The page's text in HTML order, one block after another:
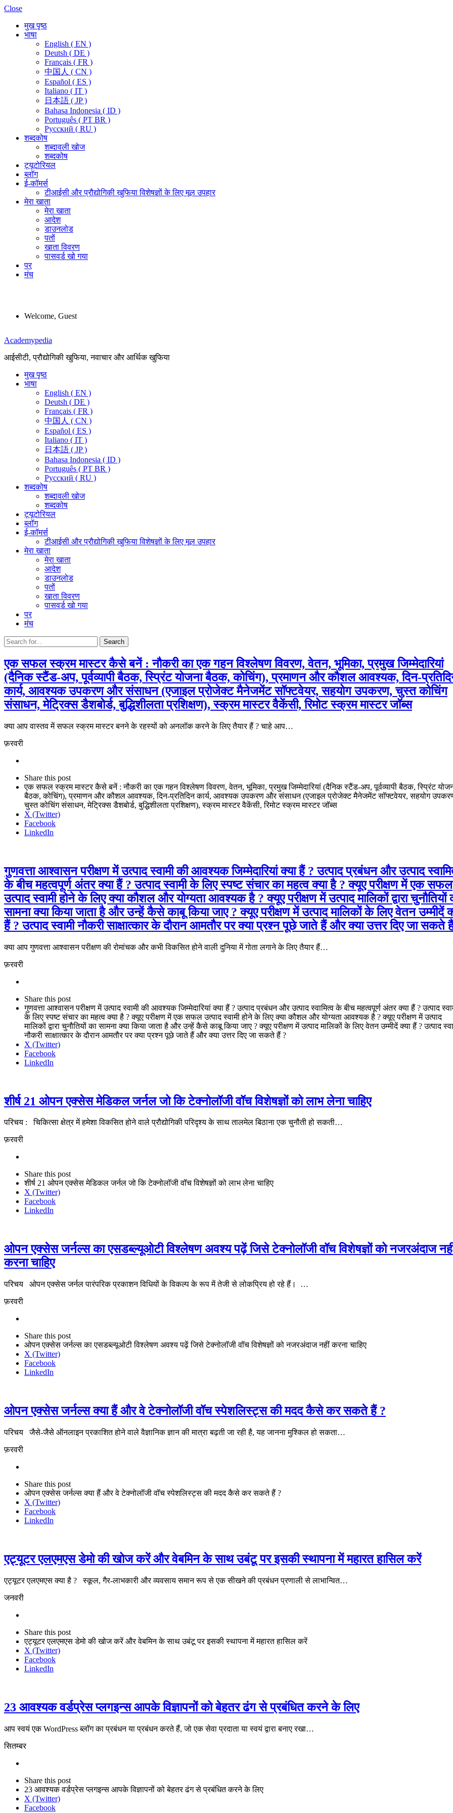
Close
मुख पृष्ठ
भाषा
English ( EN )
Deutsh ( DE )
Français ( FR )
中国人 ( CN )
Español ( ES )
Italiano ( IT )
日本語 ( JP )
Bahasa Indonesia ( ID )
Português ( PT BR )
Pусский ( RU )
शब्दकोष
शब्दावली खोज
शब्दकोष
ट्यूटोरियल
ब्लॉग
ई-कॉमर्स
टीआईसी और प्रौद्योगिकी खुफिया विशेषज्ञों के लिए मूल उपहार
मेरा खाता
मेरा खाता
आदेश
डाउनलोड
पतों
खाता विवरण
पासवर्ड खो गया
पर
मंच
Welcome, Guest
Menu
Academypedia
आईसीटी, प्रौद्योगिकी खुफिया, नवाचार और आर्थिक खुफिया
मुख पृष्ठ
भाषा
English ( EN )
Deutsh ( DE )
Français ( FR )
中国人 ( CN )
Español ( ES )
Italiano ( IT )
日本語 ( JP )
Bahasa Indonesia ( ID )
Português ( PT BR )
Pусский ( RU )
शब्दकोष
शब्दावली खोज
शब्दकोष
ट्यूटोरियल
ब्लॉग
ई-कॉमर्स
टीआईसी और प्रौद्योगिकी खुफिया विशेषज्ञों के लिए मूल उपहार
मेरा खाता
मेरा खाता
आदेश
डाउनलोड
पतों
खाता विवरण
पासवर्ड खो गया
पर
मंच
Search
Search
for:
एक सफल स्क्रम मास्टर कैसे बनें : नौकरी का एक गहन विश्लेषण विवरण, वेतन, भूमिका, प्रमुख जिम्मेदारियां
(दैनिक स्टैंड-अप, पूर्वव्यापी बैठक, स्प्रिंट योजना बैठक, कोचिंग), प्रमाणन और कौशल आवश्यक, दिन-
कार्य, आवश्यक उपकरण और संसाधन (एजाइल प्रोजेक्ट मैनेजमेंट सॉफ्टवेयर, सहयोग उपकरण, चुस्त कोचिंग
संसाधन, मेट्रिक्स डैशबोर्ड, बुद्धिशीलता प्रशिक्षण), स्क्रम मास्टर वैकेंसी, रिमोट स्क्रम मास्टर जॉब्स
क्या आप वास्तव में सफल स्क्रम मास्टर बनने के रहस्यों को अनलॉक करने के लिए तैयार हैं ? चाहे आप…
फ़रवरी
post
Share this postClose
sharing
box
एक सफल स्क्रम मास्टर कैसे बनें : नौकरी का एक गहन विश्लेषण विवरण, वेतन, भूमिका, प्रमुख जिम्मेदारियां (दैनिक स्टैंड-अप, पूर्वव्यापी बैठक, स्प्रिंट
बैठक, कोचिंग), प्रमाणन और कौशल आवश्यक, दिन-प्रतिदिन कार्य, आवश्यक उपकरण और संसाधन (एजाइल प्रोजेक्ट मैनेजमेंट सॉफ्टवेयर, सहयोग
चुस्त कोचिंग संसाधन, मेट्रिक्स डैशबोर्ड, बुद्धिशीलता प्रशिक्षण), स्क्रम मास्टर वैकेंसी, रिमोट स्क्रम मास्टर जॉब्स
X (Twitter)
Facebook
LinkedIn
गुणवत्ता आश्वासन परीक्षण में उत्पाद स्वामी की आवश्यक जिम्मेदारियां क्या हैं ? उत्पाद प्रबंधन और उत्पाद
के बीच महत्वपूर्ण अंतर क्या हैं ? उत्पाद स्वामी के लिए स्पष्ट संचार का महत्व क्या है ? क्यूए परीक्षण में एक सफल
उत्पाद स्वामी होने के लिए क्या कौशल और योग्यता आवश्यक है ? क्यूए परीक्षण में उत्पाद मालिकों द्वारा चुनौतियों
सामना क्या किया जाता है और उन्हें कैसे काबू किया जाए ? क्यूए परीक्षण में उत्पाद मालिकों के लिए वेतन उम्मीदें
हैं ? उत्पाद स्वामी नौकरी साक्षात्कार के दौरान आमतौर पर क्या प्रश्न पूछे जाते हैं और क्या उत्तर दिए जा सकते
क्या आप गुणवत्ता आश्वासन परीक्षण की रोमांचक और कभी विकसित होने वाली दुनिया में गोता लगाने के लिए तैयार हैं…
फ़रवरी
post
Share this postClose
sharing
box
गुणवत्ता आश्वासन परीक्षण में उत्पाद स्वामी की आवश्यक जिम्मेदारियां क्या हैं ? उत्पाद प्रबंधन और उत्पाद स्वामित्व के बीच महत्वपूर्ण अंतर क्या हैं ? उत्पाद
के लिए स्पष्ट संचार का महत्व क्या है ? क्यूए परीक्षण में एक सफल उत्पाद स्वामी होने के लिए क्या कौशल और योग्यता आवश्यक है ? क्यूए परीक्षण में उत्पाद
मालिकों द्वारा चुनौतियों का सामना क्या किया जाता है और उन्हें कैसे काबू किया जाए ? क्यूए परीक्षण में उत्पाद मालिकों के लिए वेतन उम्मीदें क्या हैं ? उत्पाद
नौकरी साक्षात्कार के दौरान आमतौर पर क्या प्रश्न पूछे जाते हैं और क्या उत्तर दिए जा सकते हैं ?
X (Twitter)
Facebook
LinkedIn
शीर्ष 21 ओपन एक्सेस मेडिकल जर्नल जो कि टेक्नोलॉजी वॉच विशेषज्ञों को लाभ लेना चाहिए
परिचय : चिकित्सा क्षेत्र में हमेशा विकसित होने वाले प्रौद्योगिकी परिदृश्य के साथ तालमेल बिठाना एक चुनौती हो सकती…
फ़रवरी
post
Share this postClose
sharing
शीर्ष 21 ओपन एक्सेस मेडिकल जर्नल जो कि टेक्नोलॉजी वॉच विशेषज्ञों को लाभ लेना चाहिए
X (Twitter)
Facebook
LinkedIn
ओपन एक्सेस जर्नल्स का एसडब्ल्यूओटी विश्लेषण अवश्य पढ़ें जिसे टेक्नोलॉजी वॉच विशेषज्ञों को नजरअंदाज
करना चाहिए
परिचय ओपन एक्सेस जर्नल पारंपरिक प्रकाशन विधियों के विकल्प के रूप में तेजी से लोकप्रिय हो रहे हैं। …
फ़रवरी
post
Share this postClose
sharing
ओपन एक्सेस जर्नल्स का एसडब्ल्यूओटी विश्लेषण अवश्य पढ़ें जिसे टेक्नोलॉजी वॉच विशेषज्ञों को नजरअंदाज नहीं करना चाहिए
X (Twitter)
Facebook
LinkedIn
ओपन एक्सेस जर्नल्स क्या हैं और वे टेक्नोलॉजी वॉच स्पेशलिस्ट्स की मदद कैसे कर सकते हैं ?
परिचय जैसे-जैसे ऑनलाइन प्रकाशित होने वाले वैज्ञानिक ज्ञान की मात्रा बढ़ती जा रही है, यह जानना मुश्किल हो सकता…
फ़रवरी
post
Share this postClose
sharing
ओपन एक्सेस जर्नल्स क्या हैं और वे टेक्नोलॉजी वॉच स्पेशलिस्ट्स की मदद कैसे कर सकते हैं ?
X (Twitter)
Facebook
LinkedIn
एट्यूटर एलएमएस डेमो की खोज करें और वेबमिन के साथ उबंटू पर इसकी स्थापना में महारत हासिल करें
एट्यूटर एलएमएस क्या है ? स्कूल, गैर-लाभकारी और व्यवसाय समान रूप से एक सीखने की प्रबंधन प्रणाली से लाभान्वित…
जनवरी
post
Share this postClose
sharing
एट्यूटर एलएमएस डेमो की खोज करें और वेबमिन के साथ उबंटू पर इसकी स्थापना में महारत हासिल करें
X (Twitter)
Facebook
LinkedIn
23 आवश्यक वर्डप्रेस प्लगइन्स आपके विज्ञापनों को बेहतर ढंग से प्रबंधित करने के लिए
आप स्वयं एक WordPress ब्लॉग का प्रबंधन या प्रबंधन करते हैं, जो एक सेवा प्रदाता या स्वयं द्वारा बनाए रखा…
सितम्बर
post
Share this postClose
sharing
23 आवश्यक वर्डप्रेस प्लगइन्स आपके विज्ञापनों को बेहतर ढंग से प्रबंधित करने के लिए
X (Twitter)
Facebook